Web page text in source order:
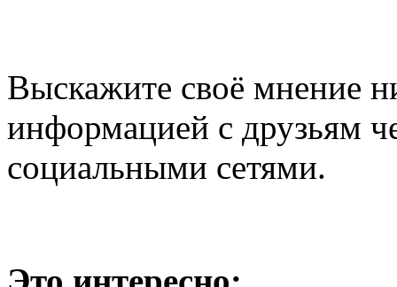
Выскажите своё мнение
информацией с друзьям
социальными сетями.